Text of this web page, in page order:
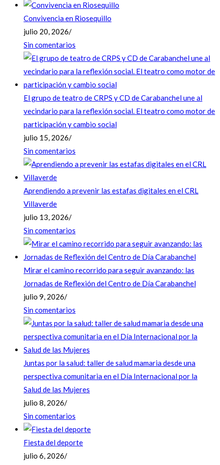
Convivencia en Riosequillo
julio 20, 2026/
Sin comentarios
El grupo de teatro de CRPS y CD de Carabanchel une al
vecindario para la reflexión social. El teatro como motor de
participación y cambio social
julio 15, 2026/
Sin comentarios
Aprendiendo a prevenir las estafas digitales en el CRL
Villaverde
julio 13, 2026/
Sin comentarios
Mirar el camino recorrido para seguir avanzando: las
Jornadas de Reflexión del Centro de Día Carabanchel
julio 9, 2026/
Sin comentarios
Juntas por la salud: taller de salud mamaria desde una
perspectiva comunitaria en el Día Internacional por la
Salud de las Mujeres
julio 8, 2026/
Sin comentarios
Fiesta del deporte
julio 6, 2026/